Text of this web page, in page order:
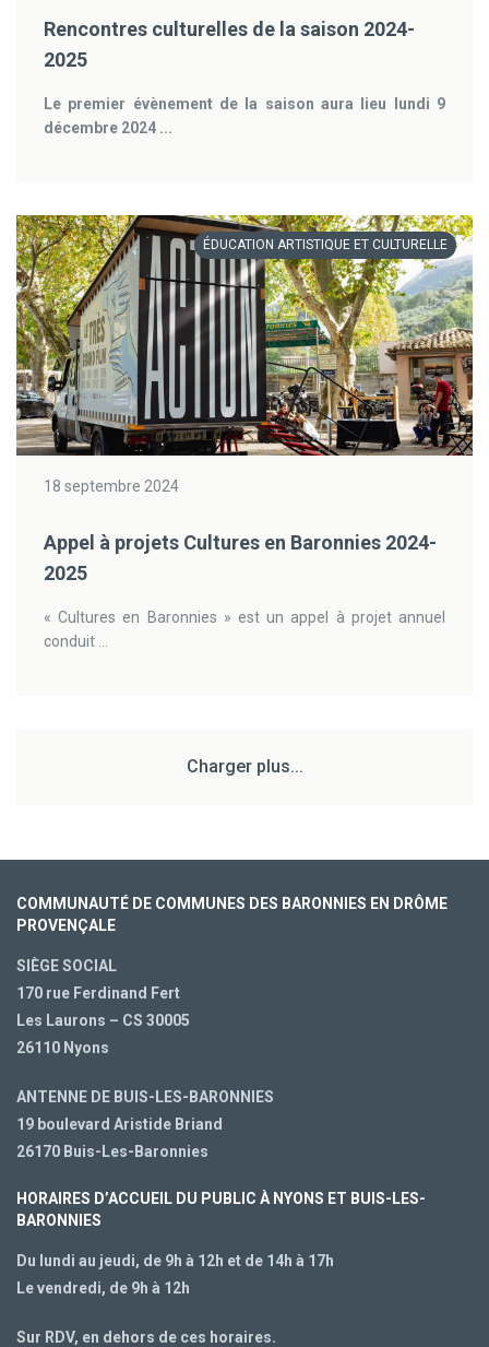
Rencontres culturelles de la saison 2024-
2025
Le premier évènement de la saison aura lieu lundi 9
décembre 2024 ...
ÉDUCATION ARTISTIQUE ET CULTURELLE
18 septembre 2024
Appel à projets Cultures en Baronnies 2024-
2025
« Cultures en Baronnies » est un appel à projet annuel
conduit ...
Charger plus...
COMMUNAUTÉ DE COMMUNES DES BARONNIES EN DRÔME
PROVENÇALE
SIÈGE SOCIAL
170 rue Ferdinand Fert
Les Laurons – CS 30005
26110 Nyons
ANTENNE DE BUIS-LES-BARONNIES
19 boulevard Aristide Briand
26170 Buis-Les-Baronnies
HORAIRES D’ACCUEIL DU PUBLIC À NYONS ET BUIS-LES-
BARONNIES
Du lundi au jeudi, de 9h à 12h et de 14h à 17h
Le vendredi, de 9h à 12h
Sur RDV, en dehors de ces horaires.